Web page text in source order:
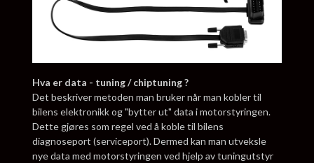
Hva er data - tuning / chiptuning ?
Det beskriver metoden man bruker når man kobler til
bilens elektronikk og "bytter ut" data i motorstyringen.
Dette gjøres som regel ved å koble til bilens
diagnoseport (serviceport). Dermed kan man utveksle
nye data med motorstyringen ved hjelp av tuningutstyr